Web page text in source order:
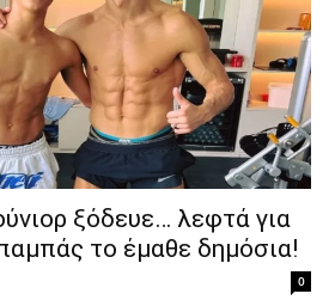
ξόδευε… λεφτά για
το έμαθε δημόσια!
0